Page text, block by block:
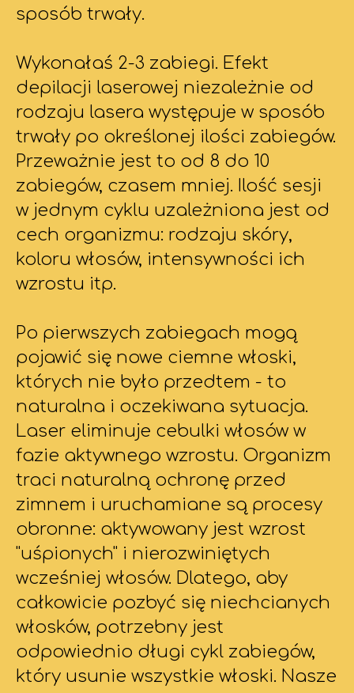
sposób trwały.
Wykonałaś 2-3 zabiegi. Efekt
depilacji laserowej niezależnie od
rodzaju lasera występuje w sposób
trwały po określonej ilości zabiegów.
Przeważnie jest to od 8 do 10
zabiegów, czasem mniej. Ilość sesji
w jednym cyklu uzależniona jest od
cech organizmu: rodzaju skóry,
koloru włosów, intensywności ich
wzrostu itp.
Po pierwszych zabiegach mogą
pojawić się nowe ciemne włoski,
których nie było przedtem - to
naturalna i oczekiwana sytuacja.
Laser eliminuje cebulki włosów w
fazie aktywnego wzrostu. Organizm
traci naturalną ochronę przed
zimnem i uruchamiane są procesy
obronne: aktywowany jest wzrost
"uśpionych" i nierozwiniętych
wcześniej włosów. Dlatego, aby
całkowicie pozbyć się niechcianych
włosków, potrzebny jest
odpowiednio długi cykl zabiegów,
który usunie wszystkie włoski. Nasze